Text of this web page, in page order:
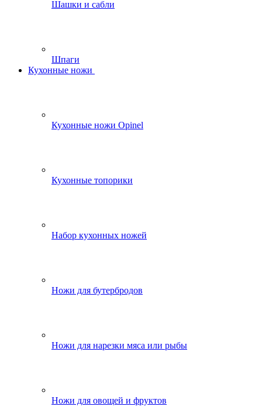
Шашки и сабли
Шпаги
Кухонные ножи
Кухонные ножи Opinel
Кухонные топорики
Набор кухонных ножей
Ножи для бутербродов
Ножи для нарезки мяса или рыбы
Ножи для овощей и фруктов